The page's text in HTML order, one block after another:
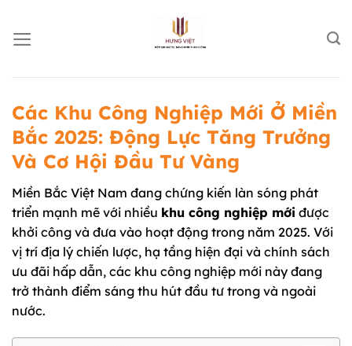
đến
nội
Các Khu Công Nghiệp Mới Ở Miền
Bắc 2025: Động Lực Tăng Trưởng
Và Cơ Hội Đầu Tư Vàng
Miền Bắc Việt Nam đang chứng kiến làn sóng phát
triển mạnh mẽ với nhiều khu công nghiệp mới được
khởi công và đưa vào hoạt động trong năm 2025. Với
vị trí địa lý chiến lược, hạ tầng hiện đại và chính sách
ưu đãi hấp dẫn, các khu công nghiệp mới này đang
trở thành điểm sáng thu hút đầu tư trong và ngoài
nước.